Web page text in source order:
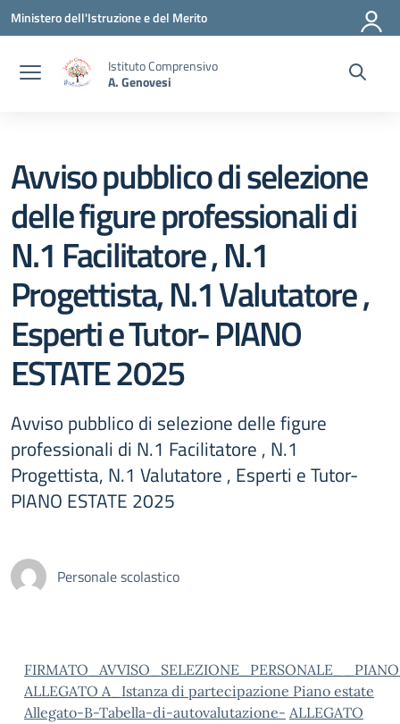
Vai ai contenuti
Vai al menu di navigazione
Vai al footer
Ministero dell'Istruzione e del Merito
Istituto Comprensivo
A. Genovesi
Avviso pubblico di selezione
delle figure professionali di
N.1 Facilitatore , N.1
Progettista, N.1 Valutatore ,
Esperti e Tutor- PIANO
ESTATE 2025
Avviso pubblico di selezione delle figure
professionali di N.1 Facilitatore , N.1
Progettista, N.1 Valutatore , Esperti e Tutor-
PIANO ESTATE 2025
Personale scolastico
ALLEGATO A_Istanza di partecipazione Piano estate
Allegato-B-Tabella-di-autovalutazione- ALLEGATO